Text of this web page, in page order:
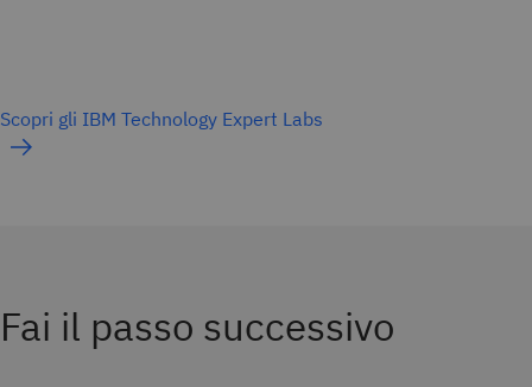
Scopri gli IBM Technology Expert Labs
Fai il passo successivo